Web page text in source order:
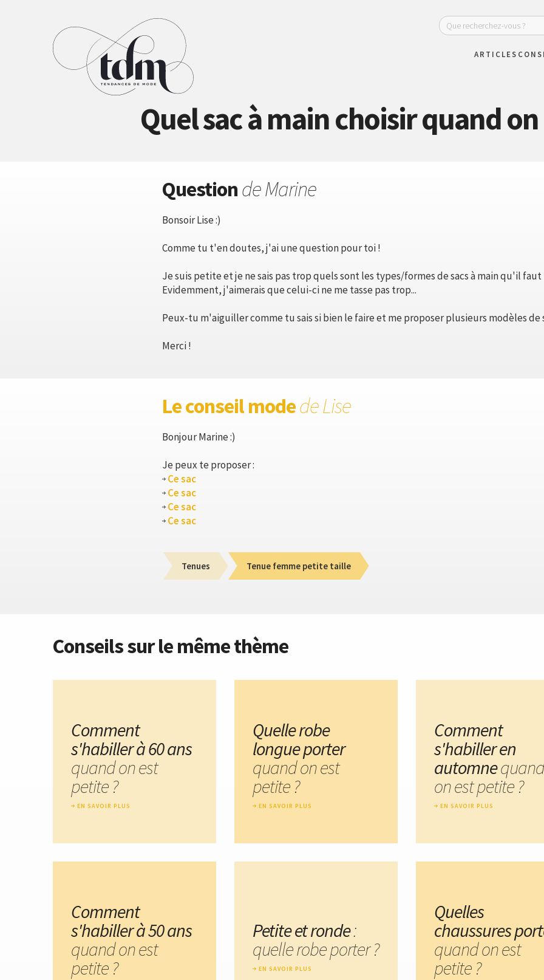
ARTICLES
Quel sac à main choisir quand
Questionde Marine
Bonsoir Lise :)
Comme tu t'en doutes, j'ai une question pour toi !
Je suis petite et je ne sais pas trop quels sont les types/formes de sacs à main qu'il
Evidemment, j'aimerais que celui-ci ne me tasse pas trop...
Peux-tu m'aiguiller comme tu sais si bien le faire et me proposer plusieurs modèles de
Merci !
Le conseil modede Lise
Bonjour Marine :)
Je peux te proposer :
Ce sac
Ce sac
Ce sac
Ce sac
Tenues Tenue femme petite taille
Conseils sur le même thème
Comment
s'habiller à 60 ans
quand on est
petite ?
EN SAVOIR PLUS
Quelle robe
longue porter
quand on est
petite ?
EN SAVOIR PLUS
Comment
s'habiller en
automnequand
on est petite ?
EN SAVOIR PLUS
Comment
s'habiller à 50 ans
quand on est
petite ?
Petite et ronde:
quelle robe porter ?
EN SAVOIR PLUS
Quelles
chaussures
quand on est
petite ?